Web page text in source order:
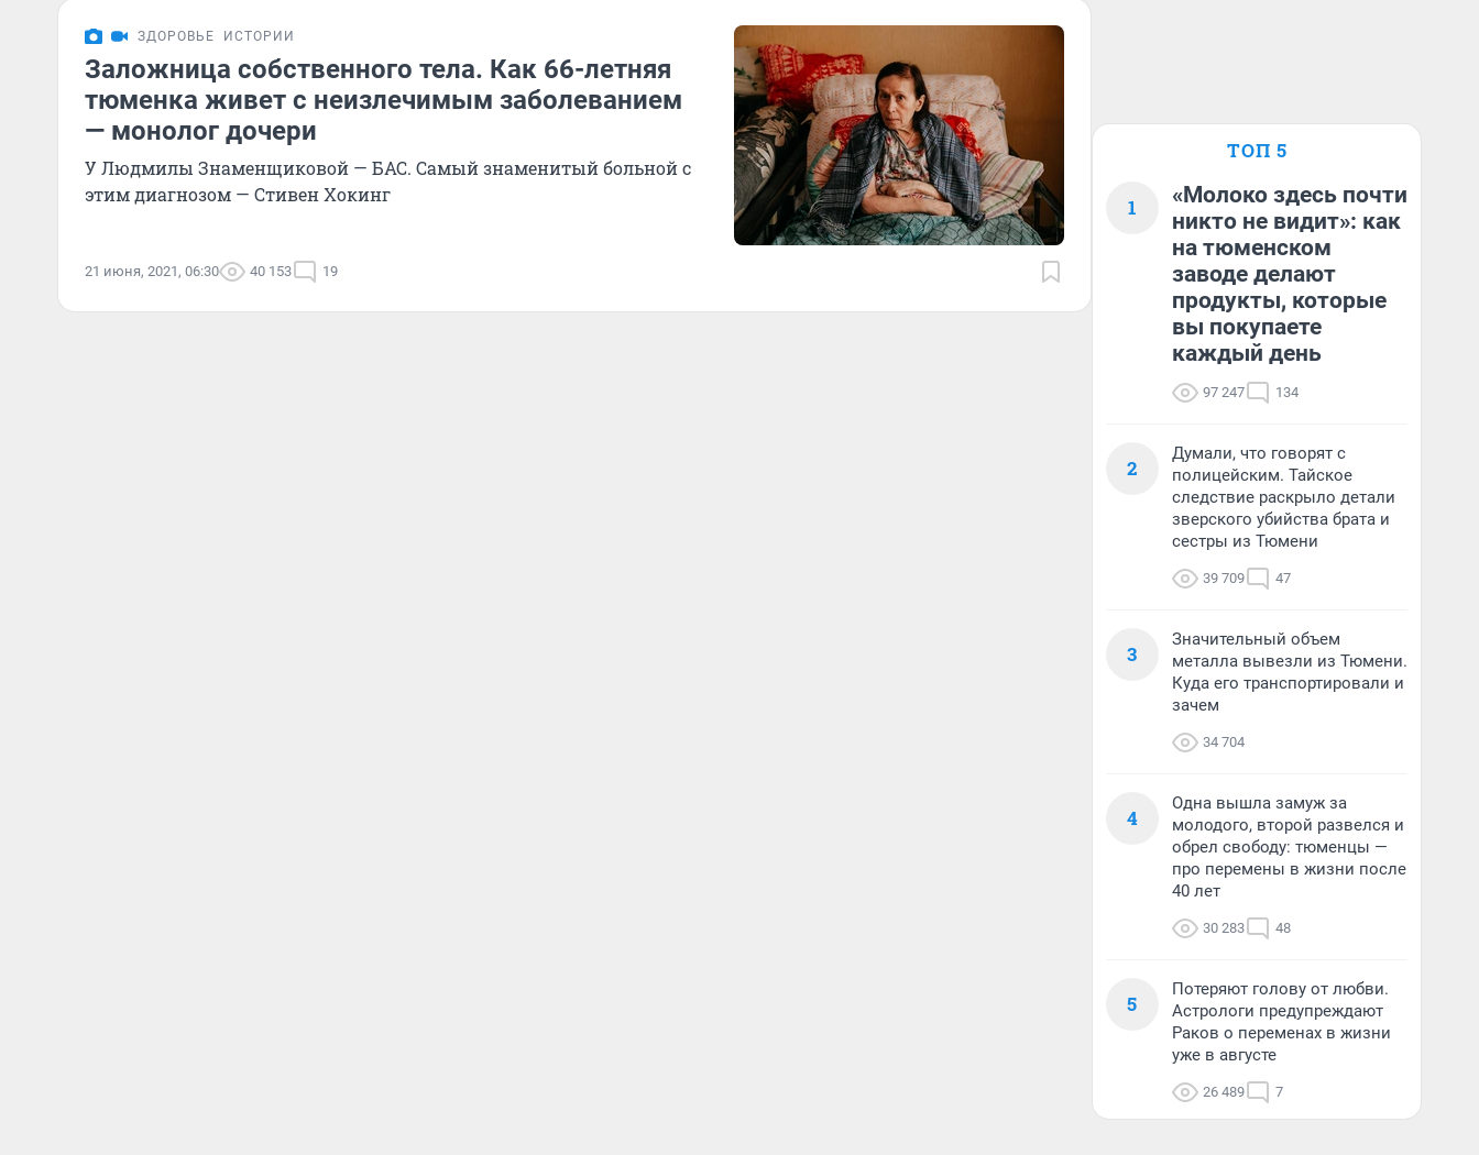
ЗДОРОВЬЕ ИСТОРИИ
Заложница собственного тела. Как 66-летняя
тюменка живет с неизлечимым заболеванием
— монолог дочери
У Людмилы Знаменщиковой — БАС. Самый знаменитый больной с
этим диагнозом — Стивен Хокинг
21 июня, 2021, 06:30 40 153 19
ТОП 5
1
«Молоко здесь почти
никто не видит»: как
на тюменском
заводе делают
продукты, которые
вы покупаете
каждый день
97 247 134
2
Думали, что говорят с
полицейским. Тайское
следствие раскрыло детали
зверского убийства брата и
сестры из Тюмени
39 709 47
3
Значительный объем
металла вывезли из Тюмени.
Куда его транспортировали и
зачем
34 704
4
Одна вышла замуж за
молодого, второй развелся и
обрел свободу: тюменцы —
про перемены в жизни после
40 лет
30 283 48
5
Потеряют голову от любви.
Астрологи предупреждают
Раков о переменах в жизни
уже в августе
26 489 7